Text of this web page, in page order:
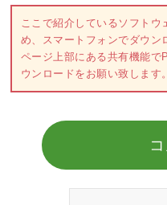
ここで紹介しているソフトウ
め、スマートフォンでダウン
ページ上部にある共有機能で
ウンロードをお願い致します。